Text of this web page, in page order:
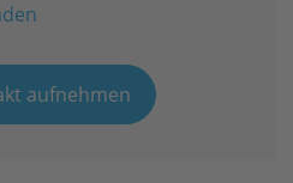
aufnehmen